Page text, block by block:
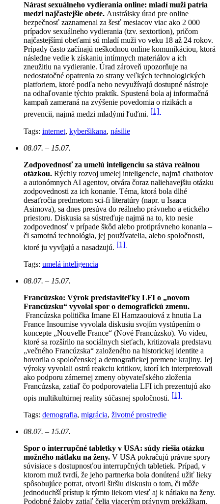
Nárast sexuálneho vydierania online: mladí muži patria
medzi najčastejšie obete. Austrálsky úrad pre online
bezpečnosť zaznamenal za šesť mesiacov viac ako 2 000
prípadov sexuálneho vydierania (tzv. sextortion), pričom
najčastejšími obeťami sú mladí muži vo veku 18 až 24 rokov.
Prípady často začínajú neškodnou online komunikáciou, ktorá
následne vedie k získaniu intímnych materiálov a ich
zneužitiu na vydieranie. Úrad zároveň upozorňuje na
nedostatočné opatrenia zo strany veľkých technologických
platforiem, ktoré podľa neho nevyužívajú dostupné nástroje
na odhaľovanie týchto praktík. Spustená bola aj informačná
kampaň zameraná na zvýšenie povedomia o rizikách a
prevencii, najmä medzi mladými ľuďmi. [1]
Tags: internet, kyberšikana, násilie
08.07. – 15.07.
Zodpovednosť za umelú inteligenciu sa stáva reálnou
otázkou. Rýchly rozvoj umelej inteligencie, najmä chatbotov
a autonómnych AI agentov, otvára čoraz naliehavejšiu otázku
zodpovednosti za ich konanie. Téma, ktorá bola dlhé
desaťročia predmetom sci-fi literatúry (napr. u Isaaca
Asimova), sa dnes presúva do reálneho právneho a etického
priestoru. Diskusia sa sústreďuje najmä na to, kto nesie
zodpovednosť v prípade škôd alebo protiprávneho konania –
či samotná technológia, jej používatelia, alebo spoločnosti,
ktoré ju vyvíjajú a nasadzujú. [1]
Tags: umelá inteligencia
08.07. – 15.07.
Francúzsko: Výrok predstaviteľky LFI o „novom
Francúzsku“ vyvolal spor o demografickú zmenu.
Francúzska politička Imane El Hamzaouiová z hnutia La
France Insoumise vyvolala diskusiu svojím vystúpením o
koncepte „Nouvelle France“ (Nové Francúzsko). Vo videu,
ktoré sa rozšírilo na sociálnych sieťach, kritizovala predstavu
„večného Francúzska“ založeného na historickej identite a
hovorila o spoločenskej a demografickej premene krajiny. Jej
výroky vyvolali ostrú reakciu kritikov, ktorí ich interpretovali
ako podporu zámernej zmeny obyvateľského zloženia
Francúzska, zatiaľ čo podporovatelia LFI ich prezentujú ako
opis multikultúrnej reality súčasnej spoločnosti. [1]
Tags: demografia, migrácia, životné prostredie
08.07. – 15.07.
Spor o interrupčné tabletky v USA: súdy riešia otázku
možného nátlaku na ženy. V USA pokračujú právne spory
súvisiace s dostupnosťou interrupčných tabletiek. Prípad, v
ktorom muž tvrdí, že jeho partnerka bola donútená užiť lieky
spôsobujúce potrat, otvoril širšiu diskusiu o tom, či môže
jednoduchší prístup k týmto liekom viesť aj k nátlaku na ženy.
Podobné žaloby zatiaľ čelia viacerým právnym prekážkam.